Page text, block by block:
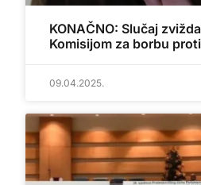
KONAČNO: Slučaj
Komisijom za borbu
09.04.2025.